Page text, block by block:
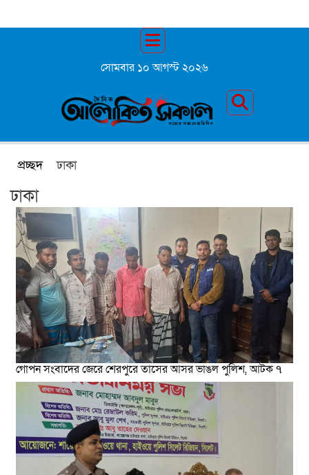
সোমবার ১০ আগস্ট ২০২৬
প্রচ্ছদ ঢাকা
ঢাকা
গোপন সংবাদের জেরে শেরপুরে তাসের আসর ভাঙল পুলিশ, আটক ৭